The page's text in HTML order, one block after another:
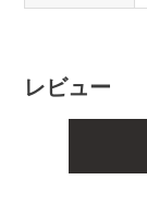
レビュー